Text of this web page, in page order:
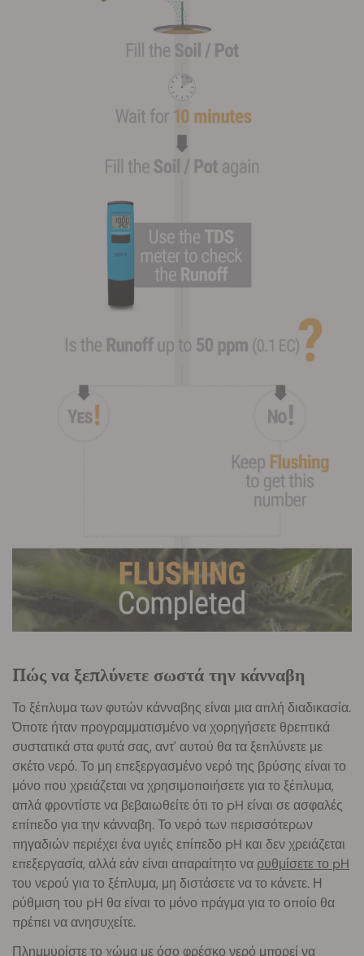
Πώς να ξεπλύνετε σωστά την κάνναβη
Το ξέπλυμα των φυτών κάνναβης είναι μια απλή διαδικασία.
Όποτε ήταν προγραμματισμένο να χορηγήσετε θρεπτικά
συστατικά στα φυτά σας, αντ' αυτού θα τα ξεπλύνετε με
σκέτο νερό. Το μη επεξεργασμένο νερό της βρύσης είναι το
μόνο που χρειάζεται να χρησιμοποιήσετε για το ξέπλυμα,
απλά φροντίστε να βεβαιωθείτε ότι το pH είναι σε ασφαλές
επίπεδο για την κάνναβη. Το νερό των περισσότερων
πηγαδιών περιέχει ένα υγιές επίπεδο pH και δεν χρειάζεται
επεξεργασία, αλλά εάν είναι απαραίτητο να ρυθμίσετε το pH
του νερού για το ξέπλυμα, μη διστάσετε να το κάνετε. Η
ρύθμιση του pH θα είναι το μόνο πράγμα για το οποίο θα
πρέπει να ανησυχείτε.
Πλημμυρίστε το χώμα με όσο φρέσκο νερό μπορεί να